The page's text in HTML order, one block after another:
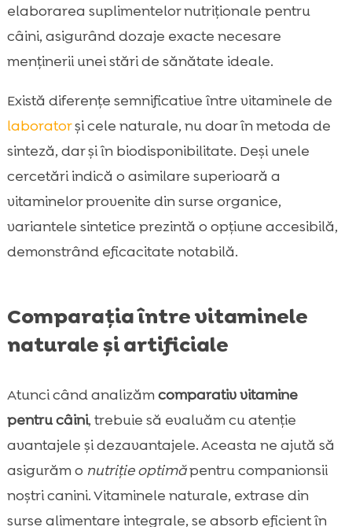
elaborarea suplimentelor nutriționale pentru
câini, asigurând dozaje exacte necesare
menținerii unei stări de sănătate ideale.
Există diferențe semnificative între vitaminele de
laboratorși cele naturale, nu doar în metoda de
sinteză, dar și în biodisponibilitate. Deși unele
cercetări indică o asimilare superioară a
vitaminelor provenite din surse organice,
variantele sintetice prezintă o opțiune accesibilă,
demonstrând eficacitate notabilă.
Comparația între vitaminele
naturale și artificiale
Atunci când analizămcomparativ vitamine
pentru câini, trebuie să evaluăm cu atenție
avantajele și dezavantajele. Aceasta ne ajută să
asigurăm o nutriție optimăpentru companionsii
noștri canini. Vitaminele naturale, extrase din
surse alimentare integrale, se absorb eficient în